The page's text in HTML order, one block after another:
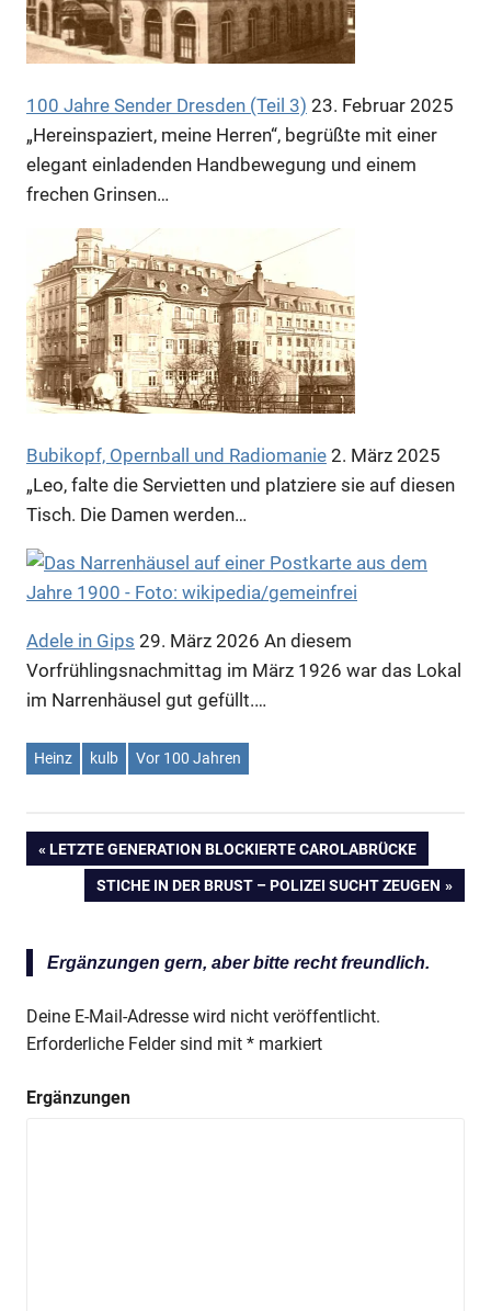
100 Jahre Sender Dresden (Teil 3) 23. Februar 2025
„Hereinspaziert, meine Herren“, begrüßte mit einer
elegant einladenden Handbewegung und einem
frechen Grinsen…
Bubikopf, Opernball und Radiomanie 2. März 2025
„Leo, falte die Servietten und platziere sie auf diesen
Tisch. Die Damen werden…
Adele in Gips 29. März 2026 An diesem
Vorfrühlingsnachmittag im März 1926 war das Lokal
im Narrenhäusel gut gefüllt.…
Heinz kulb Vor 100 Jahren
Beitragsnavigation
VORHERIGER
BEITRAG:
LETZTE GENERATION BLOCKIERTE CAROLABRÜCKE
NÄCHSTER
STICHE IN DER BRUST – POLIZEI SUCHT ZEUGEN
Ergänzungen gern, aber bitte recht freundlich.
Deine E-Mail-Adresse wird nicht veröffentlicht.
Erforderliche Felder sind mit * markiert
Ergänzungen